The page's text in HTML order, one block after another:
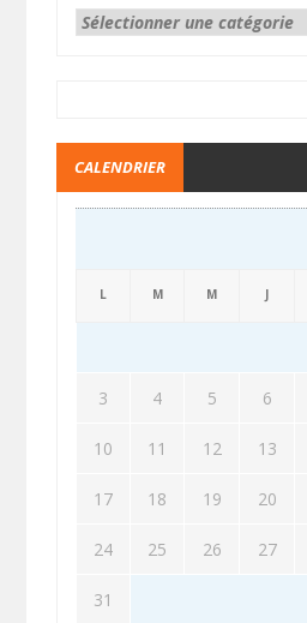
CALENDRIER
L M M J
3 4 5 6
10 11 12 13
17 18 19 20
24 25 26 27
31